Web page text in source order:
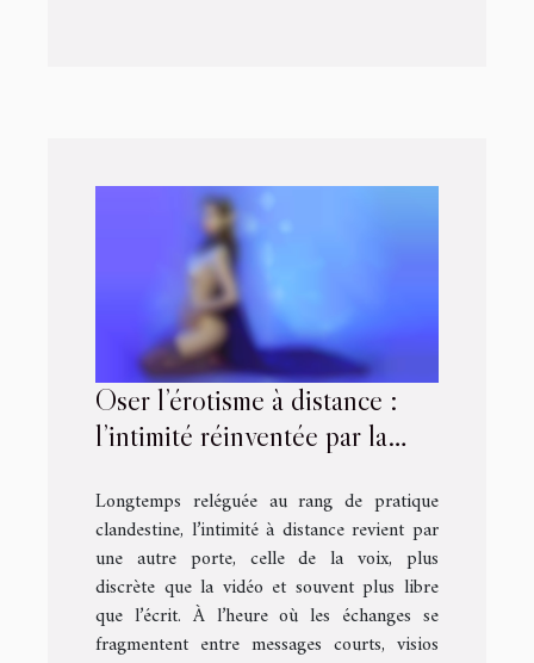
Oser l’érotisme à distance :
l’intimité réinventée par la
Longtemps reléguée au rang de pratique
clandestine, l’intimité à distance revient par
une autre porte, celle de la voix, plus
discrète que la vidéo et souvent plus libre
que l’écrit. À l’heure où les échanges se
fragmentent entre messages courts, visios